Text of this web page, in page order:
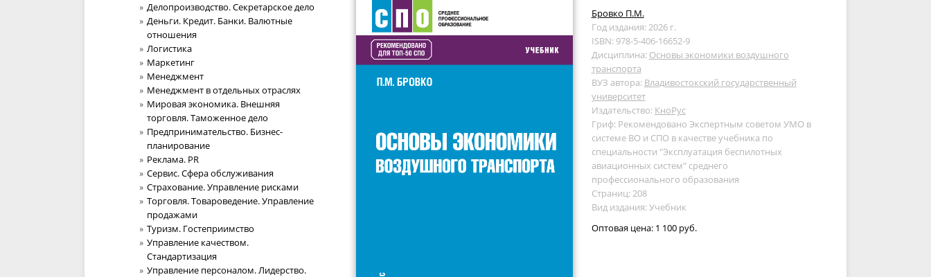
Делопроизводство. Секретарское дело
Деньги. Кредит. Банки. Валютные
отношения
Логистика
Маркетинг
Менеджмент
Менеджмент в отдельных отраслях
Мировая экономика. Внешняя
торговля. Таможенное дело
Предпринимательство. Бизнес-
планирование
Реклама. PR
Сервис. Сфера обслуживания
Страхование. Управление рисками
Торговля. Товароведение. Управление
продажами
Туризм. Гостеприимство
Управление качеством.
Стандартизация
Управление персоналом. Лидерство.
Бровко П.М.
Год издания: 2026 г.
ISBN: 978-5-406-16652-9
Дисциплина: Основы экономики воздушного
транспорта
ВУЗ автора: Владивостокский государственный
университет
Издательство: КноРус
Гриф: Рекомендовано Экспертным советом УМО в
системе ВО и СПО в качестве учебника по
специальности "Эксплуатация беспилотных
авиационных систем" среднего
профессионального образования
Страниц: 208
Вид издания: Учебник
Оптовая цена: 1 100 руб.